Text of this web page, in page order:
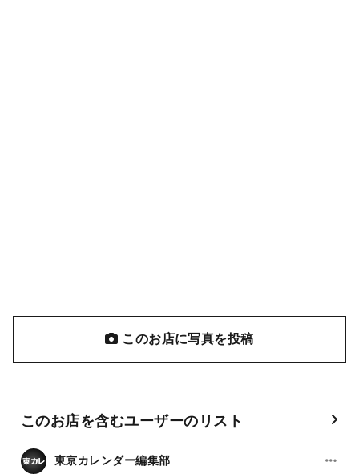
このお店に写真を投稿
このお店を含むユーザーのリスト
東京カレンダー編集部